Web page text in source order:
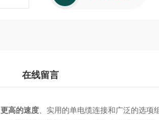
在线留言
更高的速度、实用的单电缆连接和广泛的选项